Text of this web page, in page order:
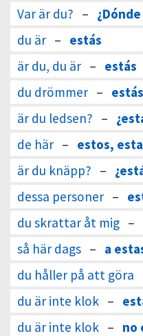
Var är du? –
du är – estás
är du, du är – estás
du drömmer –
är du ledsen? –
de här – estos,
är du knäpp? –
dessa personer –
du skrattar åt mig –
så här dags – a
du håller på att göra
du är inte klok –
du är inte klok – no